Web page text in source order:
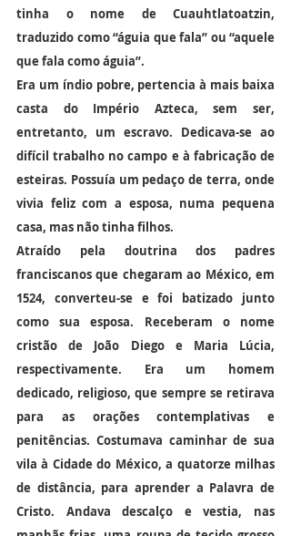
tinha o nome de Cuauhtlatoatzin,
traduzido como “águia que fala” ou “aquele
que fala como águia”.
Era um índio pobre, pertencia à mais baixa
casta do Império Azteca, sem ser,
entretanto, um escravo. Dedicava-se ao
difícil trabalho no campo e à fabricação de
esteiras. Possuía um pedaço de terra, onde
vivia feliz com a esposa, numa pequena
casa, mas não tinha filhos.
Atraído pela doutrina dos padres
franciscanos que chegaram ao México, em
1524, converteu-se e foi batizado junto
como sua esposa. Receberam o nome
cristão de João Diego e Maria Lúcia,
respectivamente. Era um homem
dedicado, religioso, que sempre se retirava
para as orações contemplativas e
penitências. Costumava caminhar de sua
vila à Cidade do México, a quatorze milhas
de distância, para aprender a Palavra de
Cristo. Andava descalço e vestia, nas